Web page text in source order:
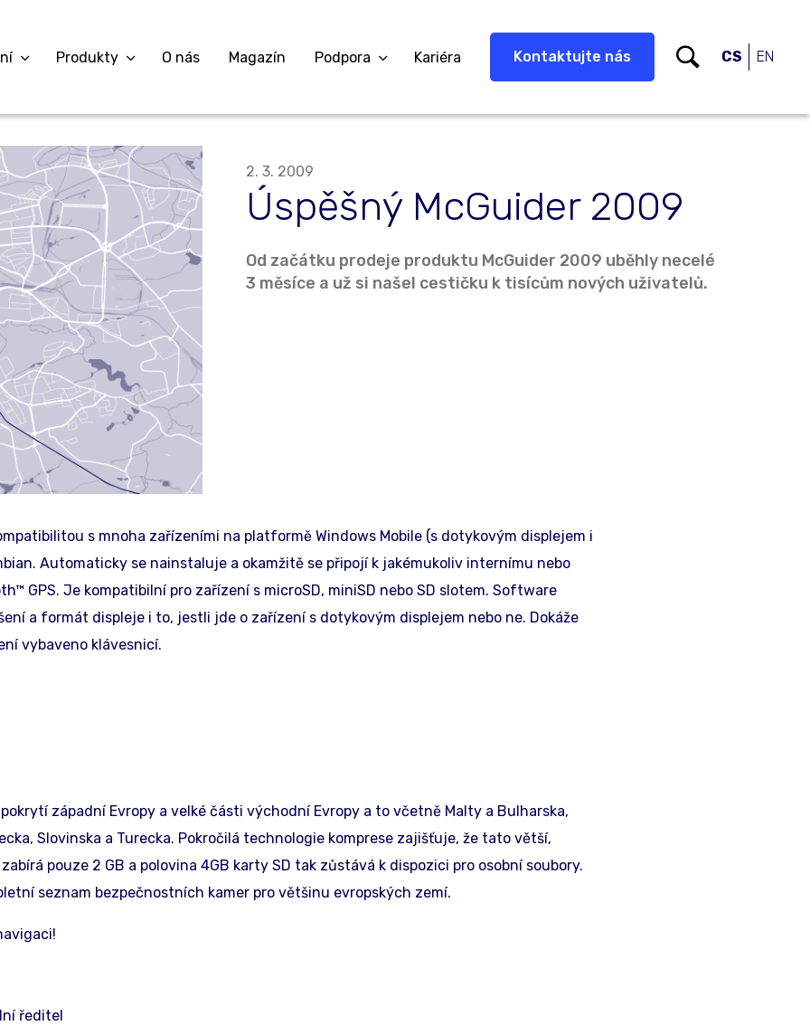
Produkty O nás Magazín Podpora Kariéra Kontaktujte nás CS EN
2. 3. 2009
Úspěšný McGuider 2009
Od začátku prodeje produktu McGuider 2009 uběhly necelé
3 měsíce a už si našel cestičku k tisícům nových uživatelů.
s mnoha zařízeními na platformě Windows Mobile (s dotykovým displejem i
Automaticky se nainstaluje a okamžitě se připojí k jakémukoliv internímu nebo
GPS. Je kompatibilní pro zařízení s microSD, miniSD nebo SD slotem. Software
a formát displeje i to, jestli jde o zařízení s dotykovým displejem nebo ne. Dokáže
vybaveno klávesnicí.
západní Evropy a velké části východní Evropy a to včetně Malty a Bulharska,
Slovinska a Turecka. Pokročilá technologie komprese zajišťuje, že tato větší,
pouze 2 GB a polovina 4GB karty SD tak zůstává k dispozici pro osobní soubory.
seznam bezpečnostních kamer pro většinu evropských zemí.
ředitel